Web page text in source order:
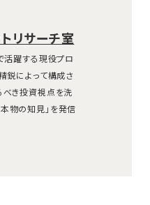
リサーチ室
活躍する現役プロ
鋭によって構成さ
べき投資視点を洗
物の知見」を発信